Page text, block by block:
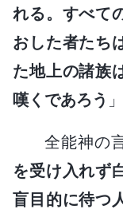
れる。すべて
おした者たち
た地上の諸族
嘆くであろう 」
全能神の
を受け入れず
盲目的に待つ